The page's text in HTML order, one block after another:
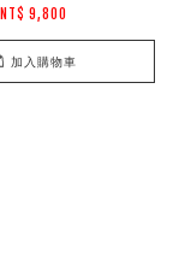
NT$ 9,800
加入購物車